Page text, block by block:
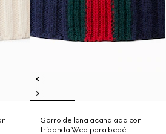
Gorro de lana acanalada con
tribanda Web para bebé